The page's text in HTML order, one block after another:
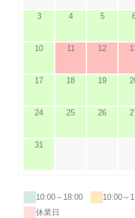
3 4 5
10 11 12
17 18 19
24 25 26
31
10:00～18:00
10:00～
休業日